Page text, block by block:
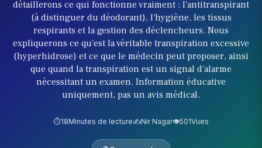
détaillerons ce qui fonctionne vraiment : l'antitranspirant
(à distinguer du déodorant), l'hygiène, les tissus
respirants et la gestion des déclencheurs. Nous
expliquerons ce qu'est la véritable transpiration excessive
(hyperhidrose) et ce que le médecin peut proposer, ainsi
que quand la transpiration est un signal d'alarme
nécessitant un examen. Information éducative
uniquement, pas un avis médical.
⏱️18Minutes de lecture✍️Nir Nagar👁️501Vues